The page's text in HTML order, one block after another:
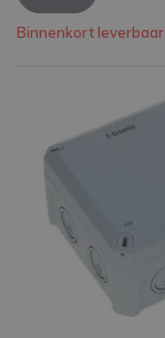
Binnenkort leverbaar